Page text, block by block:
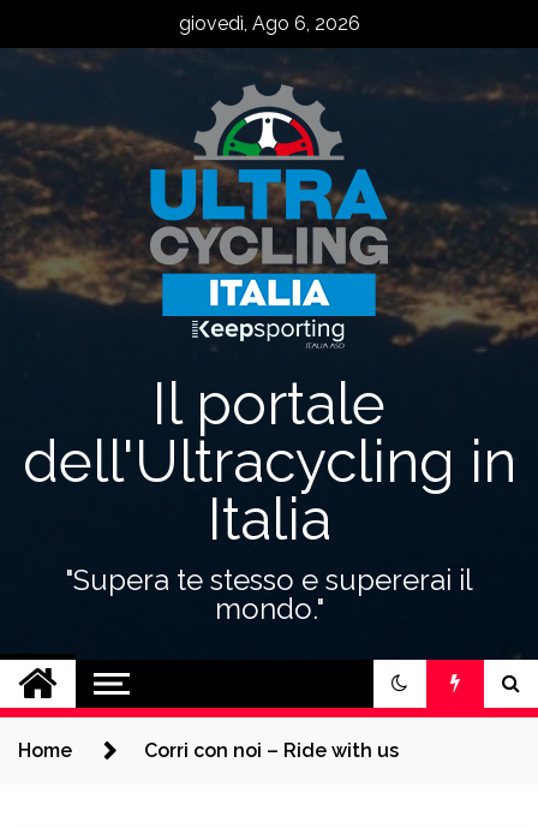
content
giovedì, Ago 6, 2026
Il portale
dell'Ultracycling in
Italia
"Supera te stesso e supererai il
mondo."
Home Corri con noi – Ride with us